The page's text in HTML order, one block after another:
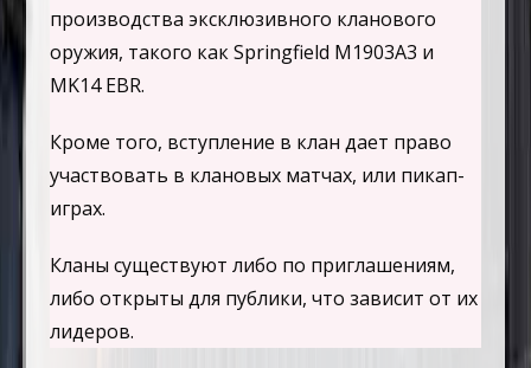
производства эксклюзивного кланового
оружия, такого как Springfield M1903A3 и
MK14 EBR.
Кроме того, вступление в клан дает право
участвовать в клановых матчах, или пикап-
играх.
Кланы существуют либо по приглашениям,
либо открыты для публики, что зависит от их
лидеров.